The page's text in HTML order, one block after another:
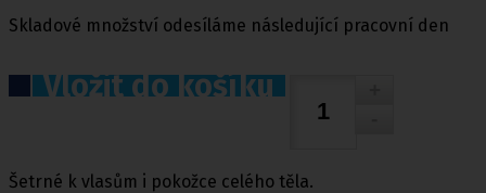
Skladové množství odesíláme následující pracovní den
Vložit do košíku
Šetrné k vlasům i pokožce celého těla.